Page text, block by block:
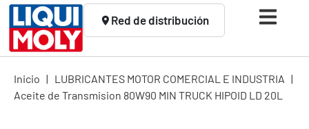
Red de distribución
Inicio | LUBRICANTES MOTOR COMERCIAL E INDUSTRIA |
Aceite de Transmision 80W90 MIN TRUCK HIPOID LD 20L